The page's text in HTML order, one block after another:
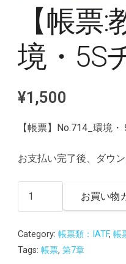
【帳票
境・5S
¥1,500
【帳票】No.714_環境
お支払い完了後、ダウ
材】
No.714_
お買い物
Category: 帳票類：IATF, 帳
Tags: 帳票, 第7章